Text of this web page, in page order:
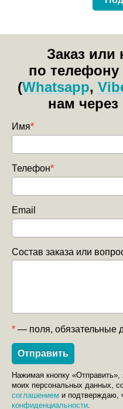
Заказ или
по телефону
(Whatsapp,
нам
Имя*
Телефон*
Email
Состав заказа или
* — поля, обязательные
Нажимая кнопку
моих персональных данных,
соглашением и подтверждаю,
конфиденциальности.